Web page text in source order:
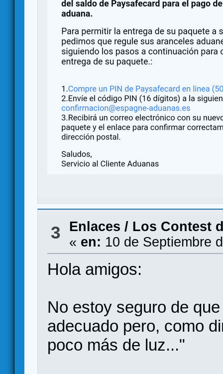
3 Enlaces / Los Contest
« en: 10 de Septiembre
Hola amigos:
No estoy seguro de
adecuado pero, como
poco más de luz..."